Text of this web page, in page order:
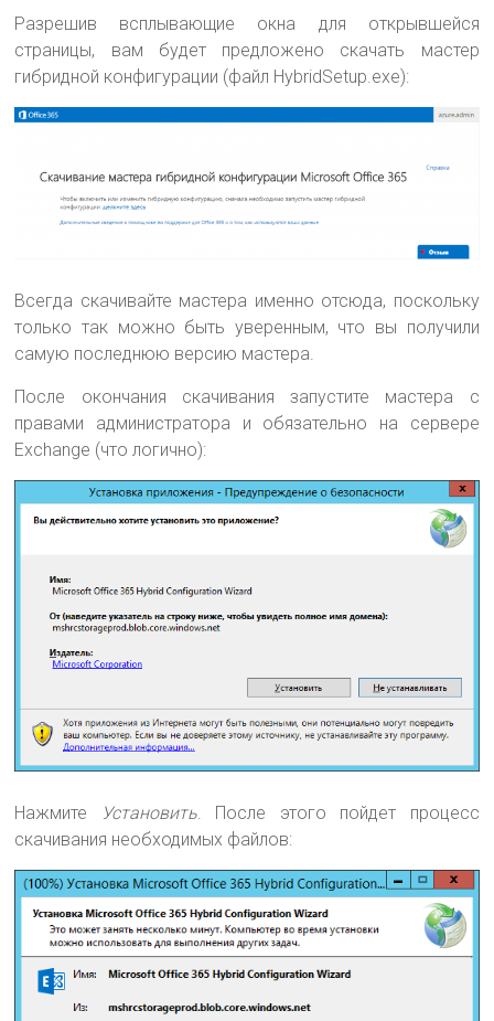
Разрешив всплывающие окна для открывшейся
страницы, вам будет предложено скачать мастер
гибридной конфигурации (файл HybridSetup.exe):
Всегда скачивайте мастера именно отсюда, поскольку
только так можно быть уверенным, что вы получили
самую последнюю версию мастера.
После окончания скачивания запустите мастера с
правами администратора и обязательно на сервере
Exchange (что логично):
Нажмите Установить. После этого пойдет процесс
скачивания необходимых файлов: